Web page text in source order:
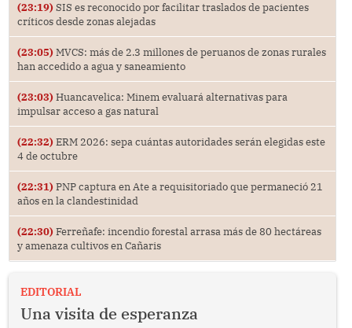
(23:19) SIS es reconocido por facilitar traslados de pacientes
críticos desde zonas alejadas
(23:05) MVCS: más de 2.3 millones de peruanos de zonas rurales
han accedido a agua y saneamiento
(23:03) Huancavelica: Minem evaluará alternativas para
impulsar acceso a gas natural
(22:32) ERM 2026: sepa cuántas autoridades serán elegidas este
4 de octubre
(22:31) PNP captura en Ate a requisitoriado que permaneció 21
años en la clandestinidad
(22:30) Ferreñafe: incendio forestal arrasa más de 80 hectáreas
y amenaza cultivos en Cañaris
EDITORIAL
Una visita de esperanza